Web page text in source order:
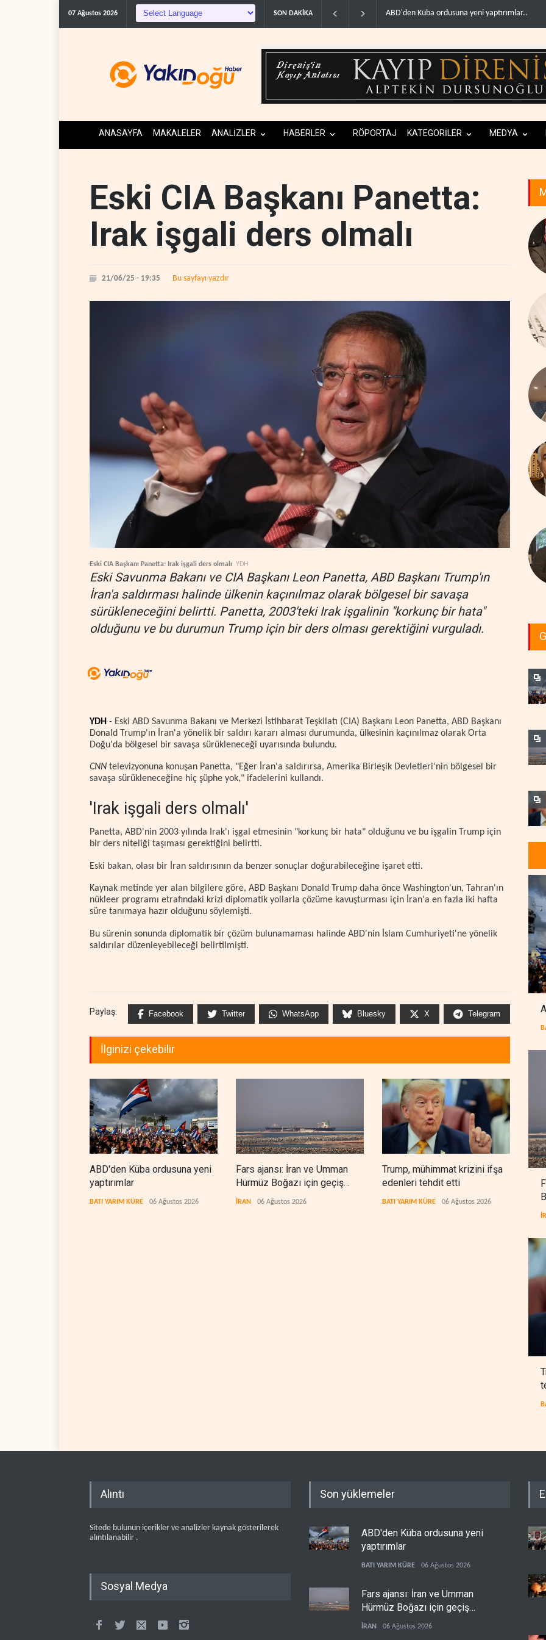
07 Ağustos 2026 SON DAKİKA
ABD'den Küba ordusuna yeni yaptırımlar.. Fars ajansı: İran ve Umman Hürmüz Boğazı
ANASAYFA MAKALELER ANALİZLER HABERLER RÖPORTAJ KATEGORİLER MEDYA
Eski CIA Başkanı Panetta:
Irak işgali ders olmalı
21/06/25 - 19:35 Bu sayfayı yazdır
Eski CIA Başkanı Panetta: Irak işgali ders olmalı YDH
Eski Savunma Bakanı ve CIA Başkanı Leon Panetta, ABD Başkanı Trump'ın
İran'a saldırması halinde ülkenin kaçınılmaz olarak bölgesel bir savaşa
sürükleneceğini belirtti. Panetta, 2003'teki Irak işgalinin "korkunç bir hata"
olduğunu ve bu durumun Trump için bir ders olması gerektiğini vurguladı.
YDH - Eski ABD Savunma Bakanı ve Merkezi İstihbarat Teşkilatı (CIA) Başkanı Leon Panetta, ABD Başkanı
Donald Trump'ın İran'a yönelik bir saldırı kararı alması durumunda, ülkesinin kaçınılmaz olarak Orta
Doğu'da bölgesel bir savaşa sürükleneceği uyarısında bulundu.
CNN televizyonuna konuşan Panetta, "Eğer İran'a saldırırsa, Amerika Birleşik Devletleri'nin bölgesel bir
savaşa sürükleneceğine hiç şüphe yok," ifadelerini kullandı.
'Irak işgali ders olmalı'
Panetta, ABD'nin 2003 yılında Irak'ı işgal etmesinin "korkunç bir hata" olduğunu ve bu işgalin Trump için
bir ders niteliği taşıması gerektiğini belirtti.
Eski bakan, olası bir İran saldırısının da benzer sonuçlar doğurabileceğine işaret etti.
Kaynak metinde yer alan bilgilere göre, ABD Başkanı Donald Trump daha önce Washington'un, Tahran'ın
nükleer programı etrafındaki krizi diplomatik yollarla çözüme kavuşturması için İran'a en fazla iki hafta
süre tanımaya hazır olduğunu söylemişti.
Bu sürenin sonunda diplomatik bir çözüm bulunamaması halinde ABD'nin İslam Cumhuriyeti'ne yönelik
saldırılar düzenleyebileceği belirtilmişti.
Paylaş: Facebook Twitter WhatsApp Bluesky X Telegram
İlginizi çekebilir
ABD'den Küba ordusuna yeni
yaptırımlar
BATI YARIM KÜRE 06 Ağustos 2026
Fars ajansı: İran ve Umman
Hürmüz Boğazı için geçiş
koridorlarında anlaştı
İRAN 06 Ağustos 2026
Trump, mühimmat krizini ifşa
edenleri tehdit etti
BATI YARIM KÜRE 06 Ağustos 2026 BATI
Alıntı
Sitede bulunun içerikler ve analizler kaynak gösterilerek
alıntılanabilir .
Sosyal Medya
Son yüklemeler
ABD'den Küba ordusuna yeni
yaptırımlar
BATI YARIM KÜRE 06 Ağustos 2026
Fars ajansı: İran ve Umman
Hürmüz Boğazı için geçiş
koridorlarında anlaştı
İRAN 06 Ağustos 2026